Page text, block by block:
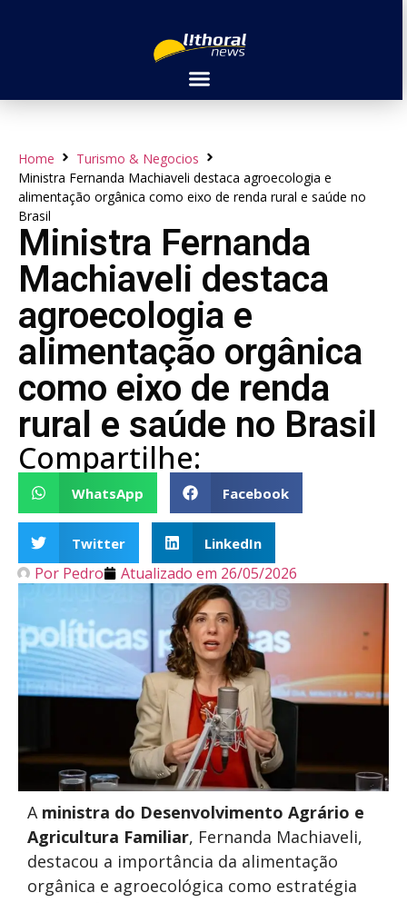
Home
Turismo & Negocios
Ministra Fernanda Machiaveli destaca agroecologia e
alimentação orgânica como eixo de renda rural e saúde no
Brasil
Ministra Fernanda
Machiaveli destaca
agroecologia e
alimentação orgânica
como eixo de renda
rural e saúde no Brasil
Compartilhe:
WhatsApp Facebook
Twitter LinkedIn
Por Pedro Atualizado em 26/05/2026
A ministra do Desenvolvimento Agrário e
Agricultura Familiar, Fernanda Machiaveli,
destacou a importância da alimentação
orgânica e agroecológica como estratégia